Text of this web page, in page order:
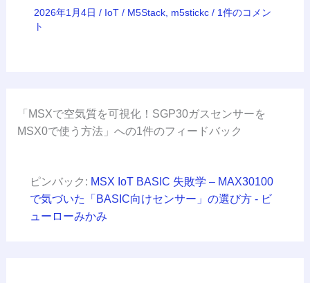
2026年1月4日 / IoT/ M5Stack, m5stickc/ 1件のコメン
ト
「MSXで空気質を可視化！SGP30ガスセンサーを
MSX0で使う方法」への1件のフィードバック
ピンバック: MSX IoT BASIC 失敗学 – MAX30100
で気づいた「BASIC向けセンサー」の選び方 - ビ
ューローみかみ